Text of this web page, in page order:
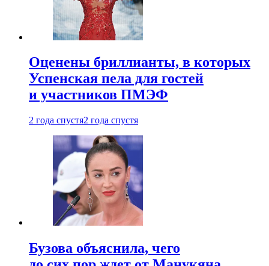
Оценены бриллианты, в которых
Успенская пела для гостей
и участников ПМЭФ
2 года спустя2 года спустя
Бузова объяснила, чего